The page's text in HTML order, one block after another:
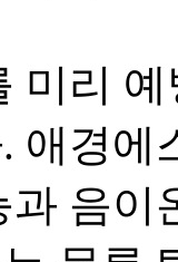
미리
애경에
과 음이